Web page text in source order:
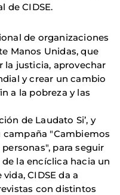
de CIDSE.
de organizaciones
Manos Unidas, que
la justicia, aprovechar
y crear un cambio
a la pobreza y las
de Laudato Si’, y
"Cambiemos
para seguir
la encíclica hacia un
CIDSE da a
con distintos